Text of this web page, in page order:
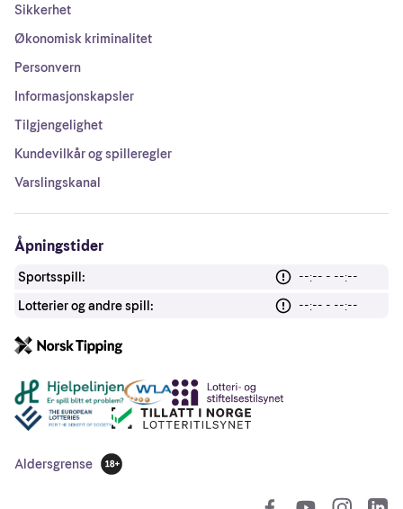
Sikkerhet
Økonomisk kriminalitet
Personvern
Informasjonskapsler
Tilgjengelighet
Kundevilkår og spilleregler
Varslingskanal
Åpningstider
Sportsspill:
--:-- - --:--
Lotterier og andre spill:
--:-- - --:--
Andre lenker
Aldersgrense
18 år